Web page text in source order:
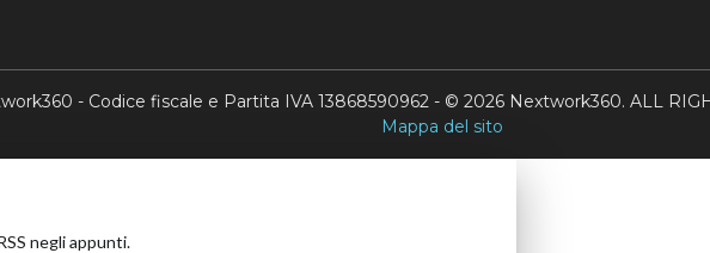
- Codice fiscale e Partita IVA 13868590962 - © 2026 Nextwork360. ALL
Mappa del sito
negli appunti.